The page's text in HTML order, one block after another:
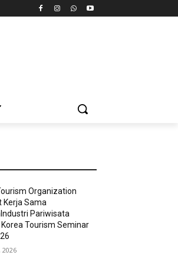
Organization
Kerja Sama
Pariwisata
Tourism Seminar
2026